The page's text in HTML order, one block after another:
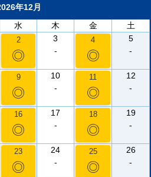
年12月
水 木 金 土
2
◎
3
-
4
◎
5
-
9
◎
10
-
11
◎
12
-
16
◎
17
-
18
◎
19
-
23
◎
24
-
25
◎
26
-